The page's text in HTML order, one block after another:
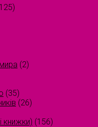
(2)
(35)
(26)
книжки) (156)